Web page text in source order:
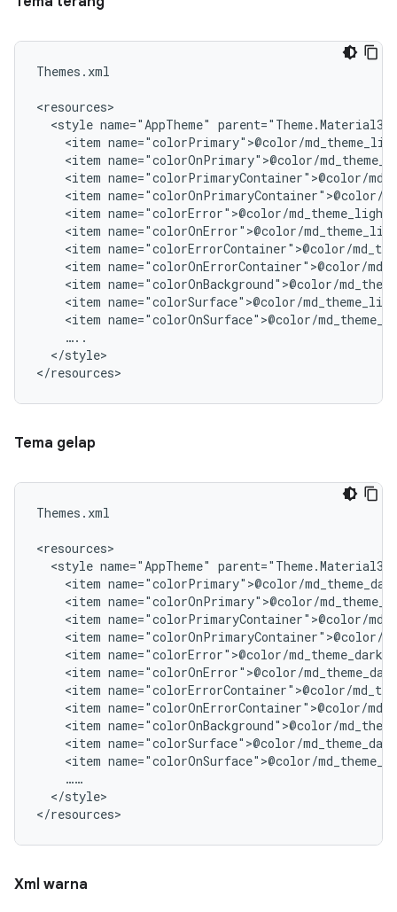
Themes.xml
<style name="AppTheme"
<item
<item
<item
<item
<item
<item
<item
<item
<item
<item
<item
</style>
Tema gelap
Themes.xml
<style name="AppTheme"
<item
<item
<item
<item
<item
<item
<item
<item
<item
<item
<item
</style>
Xml warna